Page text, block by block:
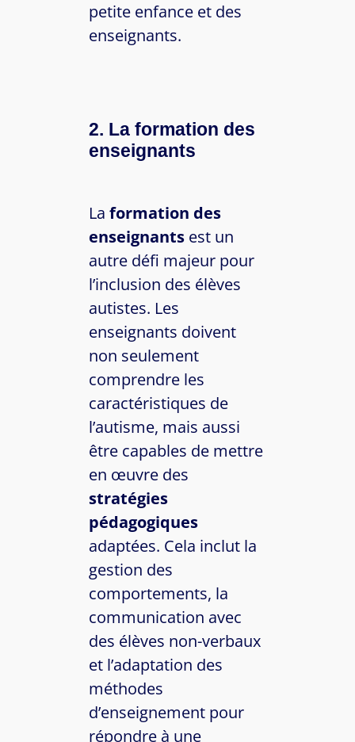
petite enfance et des
enseignants.
2. La formation des
enseignants
La formation des
enseignants est un
autre défi majeur pour
l’inclusion des élèves
autistes. Les
enseignants doivent
non seulement
comprendre les
caractéristiques de
l’autisme, mais aussi
être capables de mettre
en œuvre des
stratégies
pédagogiques
adaptées. Cela inclut la
gestion des
comportements, la
communication avec
des élèves non-verbaux
et l’adaptation des
méthodes
d’enseignement pour
répondre à une